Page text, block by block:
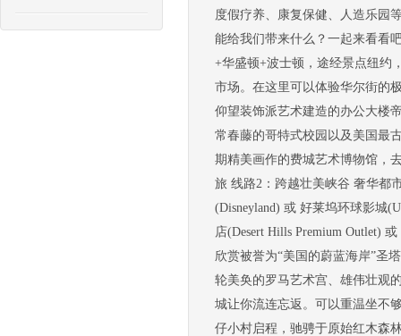
度假疗养、康复保健、人造乐园
能给我们带来什么？一起来看看
+华盛顿+波士顿，途经景点纽约
市场。在这里可以体验华尔街的
仰望装饰派艺术建造的办公大楼
常春藤的哥特式校园以及美国最
期精美画作的费城艺术博物馆，
旅 线路2：跨越壮美峡谷 奢华都
(Disneyland) 或 好莱坞环球影城
店(Desert Hills Premium Outlet)
欣赏被誉为“美国的蔚蓝海岸”圣
轮美奂的罗马艺术宫、雄伟壮观
城让你流连忘返。可以重温坐不
仔小村启程，驰骋于原始红木森